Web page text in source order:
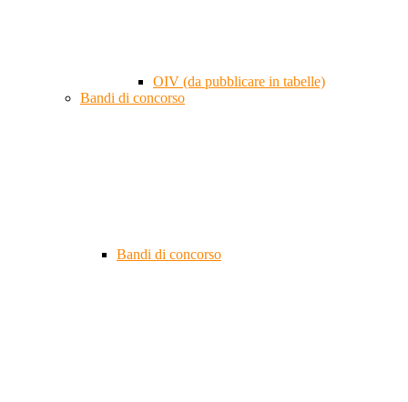
OIV (da pubblicare in tabelle)
Bandi di concorso
Bandi di concorso